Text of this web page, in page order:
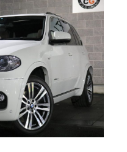
個人情報保護方針
納車情報
T.U.C.GROUP